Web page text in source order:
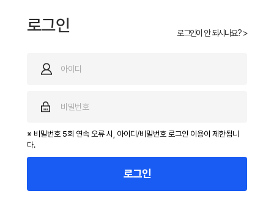
로그인 로그인이 안 되시나요? >
※ 비밀번호 5회 연속 오류 시, 아이디/비밀번호 로그인 이용이 제한됩니
다.
로그인